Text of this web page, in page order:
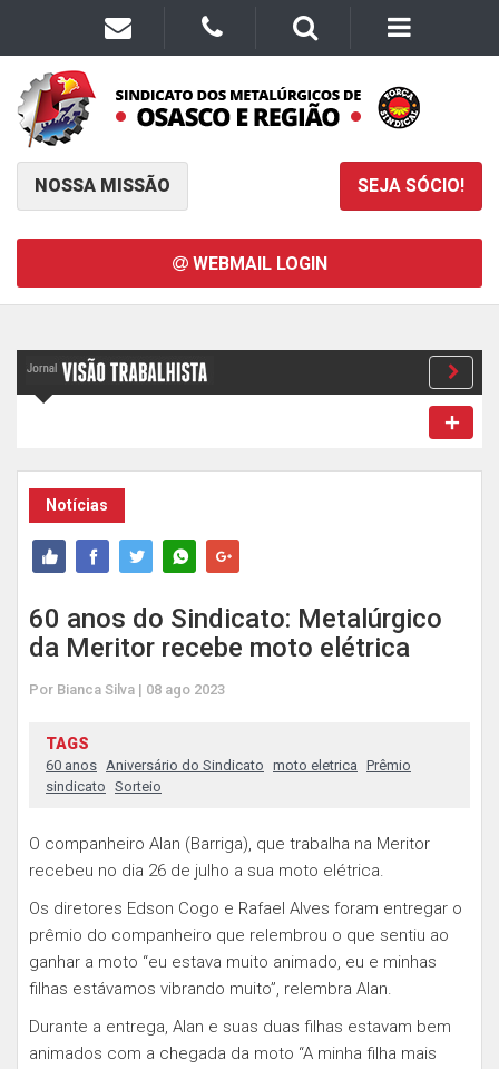
NOSSA MISSÃO SEJA SÓCIO!
WEBMAIL LOGIN
Notícias
60 anos do Sindicato: Metalúrgico
da Meritor recebe moto elétrica
Por Bianca Silva | 08 ago 2023
TAGS
60 anos Aniversário do Sindicato moto eletrica Prêmio
sindicato Sorteio
O companheiro Alan (Barriga), que trabalha na Meritor
recebeu no dia 26 de julho a sua moto elétrica.
Os diretores Edson Cogo e Rafael Alves foram entregar o
prêmio do companheiro que relembrou o que sentiu ao
ganhar a moto “eu estava muito animado, eu e minhas
filhas estávamos vibrando muito”, relembra Alan.
Durante a entrega, Alan e suas duas filhas estavam bem
animados com a chegada da moto “A minha filha mais